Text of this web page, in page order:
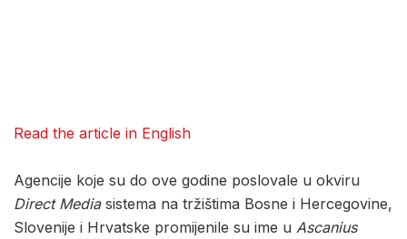
Read the article in English
Agencije koje su do ove godine poslovale u okviru
Direct Mediasistema na tržištima Bosne i Hercegovine,
Slovenije i Hrvatske promijenile su ime u Ascanius